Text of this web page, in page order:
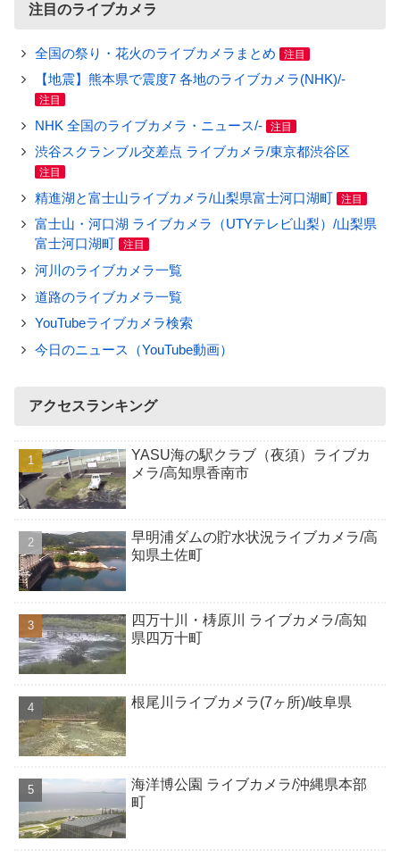
注目のライブカメラ
全国の祭り・花火のライブカメラまとめ 注目
【地震】熊本県で震度7 各地のライブカメラ(NHK)/-
注目
NHK 全国のライブカメラ・ニュース/- 注目
渋谷スクランブル交差点 ライブカメラ/東京都渋谷区
注目
精進湖と富士山ライブカメラ/山梨県富士河口湖町 注目
富士山・河口湖 ライブカメラ（UTYテレビ山梨）/山梨県
富士河口湖町
注目
河川のライブカメラ一覧
道路のライブカメラ一覧
YouTubeライブカメラ検索
今日のニュース（YouTube動画）
アクセスランキング
YASU海の駅クラブ（夜須）ライブカ
メラ/高知県香南市
早明浦ダムの貯水状況ライブカメラ/高
知県土佐町
四万十川・梼原川 ライブカメラ/高知
県四万十町
根尾川ライブカメラ(7ヶ所)/岐阜県
海洋博公園 ライブカメラ/沖縄県本部
町